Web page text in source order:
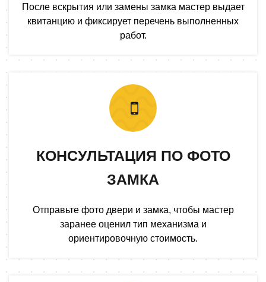
После вскрытия или замены замка мастер выдает
квитанцию и фиксирует перечень выполненных
работ.
КОНСУЛЬТАЦИЯ ПО ФОТО
ЗАМКА
Отправьте фото двери и замка, чтобы мастер
заранее оценил тип механизма и
ориентировочную стоимость.